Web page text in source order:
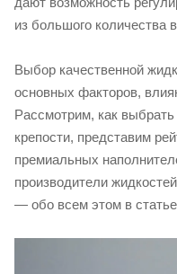
из большого количества
Выбор качественной
основных факторов,
Рассмотрим, как
крепости, представим
премиальных
производители
— обо всем этом в